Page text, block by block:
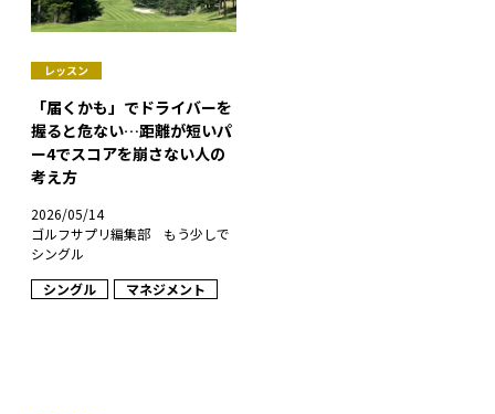
レッスン
「届くかも」でドライバーを
握ると危ない…距離が短いパ
ー4でスコアを崩さない人の
考え方
2026/05/14
ゴルフサプリ編集部 もう少しで
シングル
シングル
マネジメント